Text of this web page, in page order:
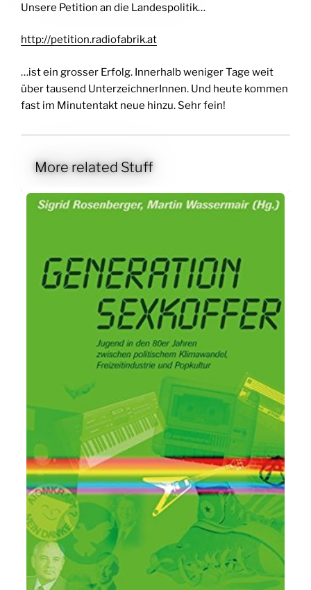
Unsere Petition an die Landespolitik…
http://petition.radiofabrik.at
…ist ein grosser Erfolg. Innerhalb weniger Tage weit
über tausend UnterzeichnerInnen. Und heute kommen
fast im Minutentakt neue hinzu. Sehr fein!
More related Stuff